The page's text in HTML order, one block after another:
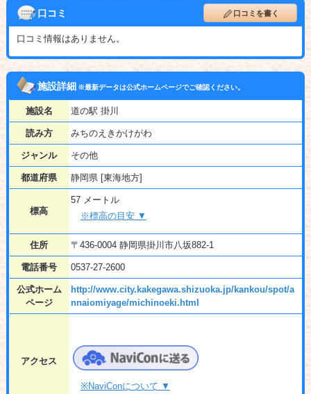
口コミ 口コミを書く
口コミ情報はありません。
施設詳細※最新データは公式ホームページでご確認ください。
施設名 道の駅 掛川
読み方 みちのえきかけがわ
ジャンル その他
都道府県 静岡県 [東海地方]
標高
57 メートル
※標高の目安 ▼
住所 〒436-0004 静岡県掛川市八坂882-1
電話番号 0537-27-2600
公式ホーム
ページ
http://www.city.kakegawa.shizuoka.jp/kankou/spot/a
nnaiomiyage/michinoeki.html
アクセス
※NaviConについて ▼